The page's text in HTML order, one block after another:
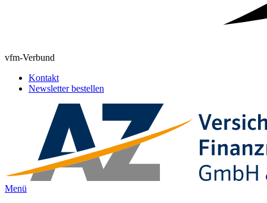
vfm-Verbund
Kontakt
Newsletter bestellen
Menü